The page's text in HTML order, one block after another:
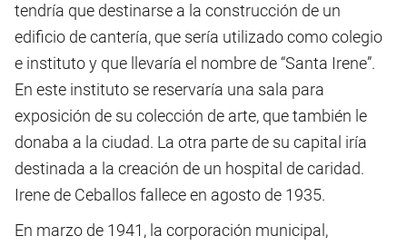
tendría que destinarse a la construcción de un
edificio de cantería, que sería utilizado como colegio
e instituto y que llevaría el nombre de “Santa Irene”.
En este instituto se reservaría una sala para
exposición de su colección de arte, que también le
donaba a la ciudad. La otra parte de su capital iría
destinada a la creación de un hospital de caridad.
Irene de Ceballos fallece en agosto de 1935.
En marzo de 1941, la corporación municipal,